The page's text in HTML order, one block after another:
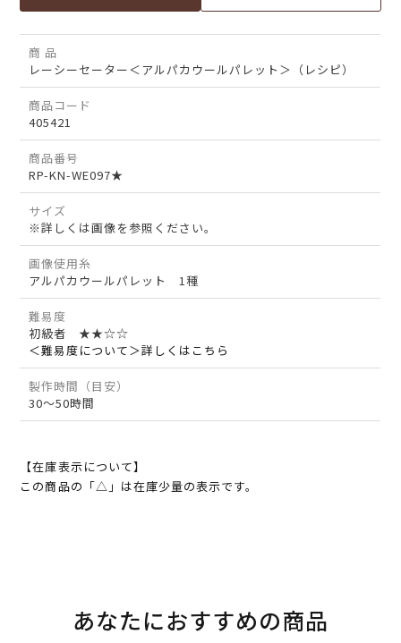
商 品
レーシーセーター＜アルパカウールパレット＞（レシピ）
商品コード
405421
商品番号
RP-KN-WE097★
サイズ
※詳しくは画像を参照ください。
画像使用糸
アルパカウールパレット 1種
難易度
初級者 ★★☆☆
＜難易度について＞詳しくはこちら
製作時間（目安）
30～50時間
【在庫表示について】
この商品の「△」は在庫少量の表示です。
あなたにおすすめの商品